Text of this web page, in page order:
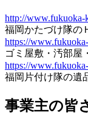
http://www.fukuoka-
福岡かたづけ隊の
https://
ゴミ屋敷・汚部屋
https://
福岡片付け隊の遺
事業主の皆